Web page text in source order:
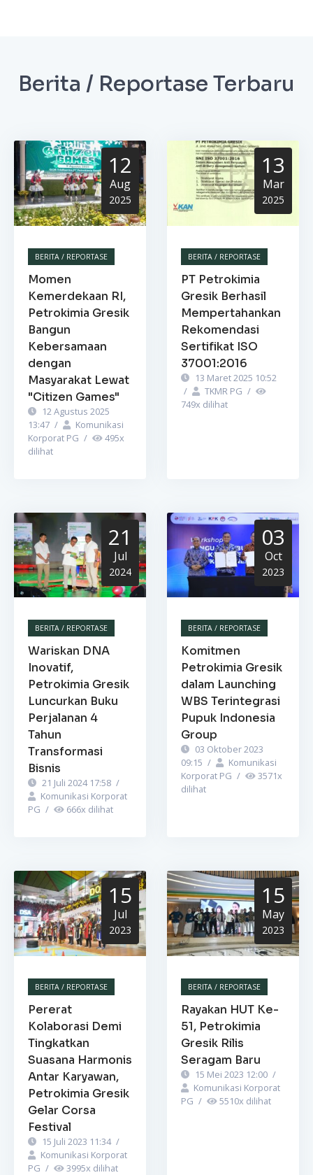
Berita / Reportase Terbaru
12
Aug
2025
BERITA / REPORTASE
Momen
Kemerdekaan RI,
Petrokimia Gresik
Bangun
Kebersamaan
dengan
Masyarakat Lewat
"Citizen Games"
12 Agustus 2025
13:47 /
Komunikasi
Korporat PG / 495x
dilihat
13
Mar
2025
BERITA / REPORTASE
PT Petrokimia
Gresik Berhasil
Mempertahankan
Rekomendasi
Sertifikat ISO
37001:2016
13 Maret 2025 10:52
/
TKMR PG /
749x dilihat
21
Jul
2024
BERITA / REPORTASE
Wariskan DNA
Inovatif,
Petrokimia Gresik
Luncurkan Buku
Perjalanan 4
Tahun
Transformasi
Bisnis
21 Juli 2024 17:58 /
Komunikasi Korporat
PG / 666x dilihat
03
Oct
2023
BERITA / REPORTASE
Komitmen
Petrokimia Gresik
dalam Launching
WBS Terintegrasi
Pupuk Indonesia
Group
03 Oktober 2023
09:15 /
Komunikasi
Korporat PG / 3571x
dilihat
15
Jul
2023
BERITA / REPORTASE
Pererat
Kolaborasi Demi
Tingkatkan
Suasana Harmonis
Antar Karyawan,
Petrokimia Gresik
Gelar Corsa
Festival
15 Juli 2023 11:34 /
Komunikasi Korporat
PG / 3995x dilihat
15
May
2023
BERITA / REPORTASE
Rayakan HUT Ke-
51, Petrokimia
Gresik Rilis
Seragam Baru
15 Mei 2023 12:00 /
Komunikasi Korporat
PG / 5510x dilihat